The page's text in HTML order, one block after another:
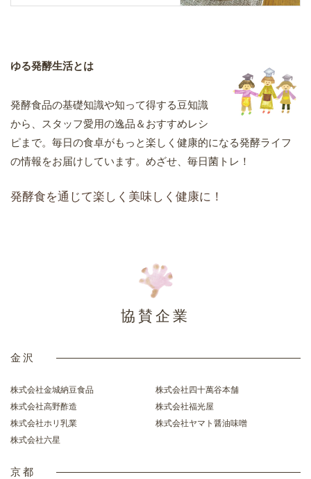
ゆる発酵生活とは
発酵食品の基礎知識や知って得する豆知識
から、スタッフ愛用の逸品＆おすすめレシ
ピまで。毎日の食卓がもっと楽しく健康的になる発酵ライフ
の情報をお届けしています。めざせ、毎日菌トレ！
発酵食を通じて楽しく美味しく健康に！
協賛企業
金沢
株式会社金城納豆食品
株式会社四十萬谷本舗
株式会社高野酢造
株式会社福光屋
株式会社ホリ乳業
株式会社ヤマト醤油味噌
株式会社六星
京都